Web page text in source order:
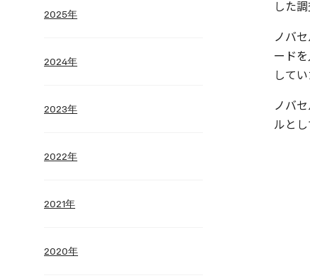
2025年
2024年
2023年
2022年
2021年
2020年
した
ノバ
ード
して
ノバ
ルとし